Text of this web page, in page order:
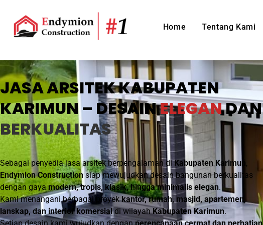
Home Tentang Kami
JASA ARSITEK KABUPATEN
KARIMUN – DESAINELEGANDAN
BERKUALITAS
Sebagai penyedia jasa arsitek berpengalaman diKabupaten Karimun ,
Endymion Constructionsiap mewujudkan desain bangunan berkualitas
dengan gayamodern, tropis, klasik, hingga minimalis elegan.
Kami menangani berbagai proyekkantor, rumah, masjid, apartemen,
lanskap, dan interior komersialdi wilayahKabupaten Karimun.
Setiap desain kami wujudkan dengan perencanaan cermat dan perhatian